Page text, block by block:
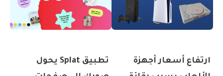
ارتفاع أسعار أجهزة
تطبيق Splat يحول